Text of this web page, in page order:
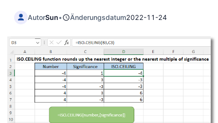
AutorSun• Änderungsdatum2022-11-24